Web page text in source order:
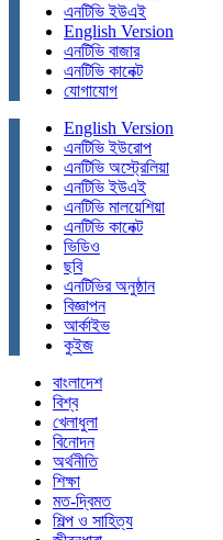
এনটিভি ইউএই
English Version
এনটিভি বাজার
এনটিভি কানেক্ট
যোগাযোগ
English Version
এনটিভি ইউরোপ
এনটিভি অস্ট্রেলিয়া
এনটিভি ইউএই
এনটিভি মালয়েশিয়া
এনটিভি কানেক্ট
ভিডিও
ছবি
এনটিভির অনুষ্ঠান
বিজ্ঞাপন
আর্কাইভ
কুইজ
বাংলাদেশ
বিশ্ব
খেলাধুলা
বিনোদন
অর্থনীতি
শিক্ষা
মত-দ্বিমত
শিল্প ও সাহিত্য